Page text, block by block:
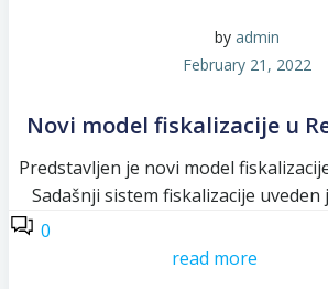
by admin
February 21, 2022
Novi model fiskalizacije u
Predstavljen je novi model
Sadašnji sistem fiskalizacije
0
read more